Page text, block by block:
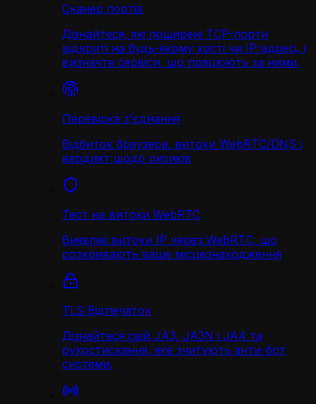
Сканер портів
Дізнайтеся, які поширені TCP-порти
відкриті на будь-якому хості чи IP-адресі, і
визначте сервіси, що працюють за ними.
Перевірка з'єднання
Відбиток браузера, витоки WebRTC/DNS і
вердикт щодо ризиків
Тест на витоки WebRTC
Виявляє витоки IP через WebRTC, що
розкривають ваше місцезнаходження
TLS Відпечаток
Дізнайтеся свій JA3, JA3N і JA4 та
рукостискання, яке зчитують анти-бот
системи.